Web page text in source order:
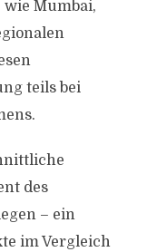
wie Mumbai,
teils bei
des
– ein
im Vergleich